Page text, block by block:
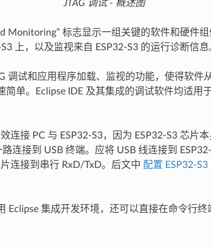
JTAG 调试 - 概述图
Monitoring” 标志显示一组关键的软件和硬件
上，以及监视来自 ESP32-S3 的运行诊断信息
调试和应用程序加载、监视的功能，使得软件
简单。Eclipse IDE 及其集成的调试软件均适用
连接 PC 与 ESP32-S3，因为 ESP32-S3 芯片本
连接到 USB 终端。应将 USB 线连接到
连接到串行 RxD/TxD。后文中 配置 ESP32-S3
Eclipse 集成开发环境，还可以直接在命令行终